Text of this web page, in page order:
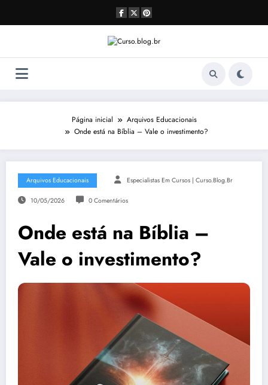
o
Página inicial
Arquivos Educacionais
Onde está na Bíblia – Vale o investimento?
Arquivos Educacionais Especialistas Em Cursos | Curso.blog.br
10/05/2026 0 Comentários
Onde está na Bíblia –
Vale o investimento?